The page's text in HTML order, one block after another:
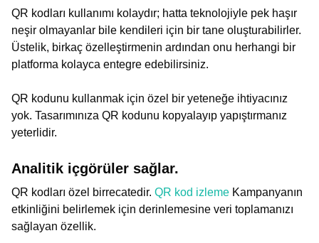
QR kodları kullanımı kolaydır; hatta teknolojiyle pek haşır
neşir olmayanlar bile kendileri için bir tane oluşturabilirler.
Üstelik, birkaç özelleştirmenin ardından onu herhangi bir
platforma kolayca entegre edebilirsiniz.
QR kodunu kullanmak için özel bir yeteneğe ihtiyacınız
yok. Tasarımınıza QR kodunu kopyalayıp yapıştırmanız
yeterlidir.
Analitik içgörüler sağlar.
QR kodları özel birrecatedir. QR kod izleme Kampanyanın
etkinliğini belirlemek için derinlemesine veri toplamanızı
sağlayan özellik.